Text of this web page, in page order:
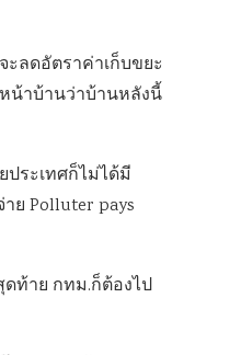
ะลดอัตราค่าเก็บขยะ
น้าบ้านว่าบ้านหลังนี้
ประเทศก็ไม่ได้มี
ย Polluter pays
ท้าย กทม.ก็ต้องไป